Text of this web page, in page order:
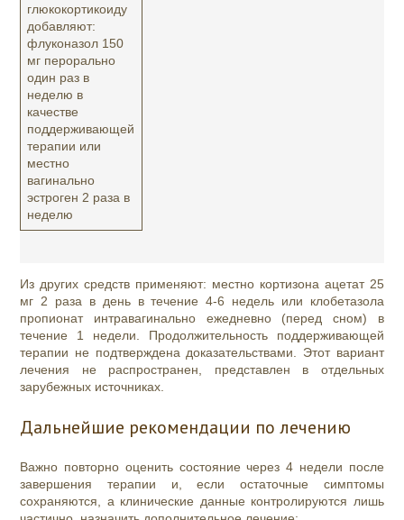
глюкокортикоиду
добавляют:
флуконазол 150
мг перорально
один раз в
неделю в
качестве
поддерживающей
терапии или
местно
вагинально
эстроген 2 раза в
неделю
Из других средств применяют: местно кортизона ацетат 25
мг 2 раза в день в течение 4-6 недель или клобетазола
пропионат интравагинально ежедневно (перед сном) в
течение 1 недели. Продолжительность поддерживающей
терапии не подтверждена доказательствами. Этот вариант
лечения не распространен, представлен в отдельных
зарубежных источниках.
Дальнейшие рекомендации по лечению
Важно повторно оценить состояние через 4 недели после
завершения терапии и, если остаточные симптомы
сохраняются, а клинические данные контролируются лишь